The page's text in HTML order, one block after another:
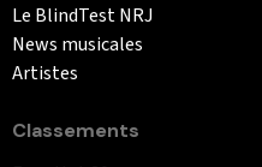
Le BlindTest NRJ
News musicales
Artistes
Classements